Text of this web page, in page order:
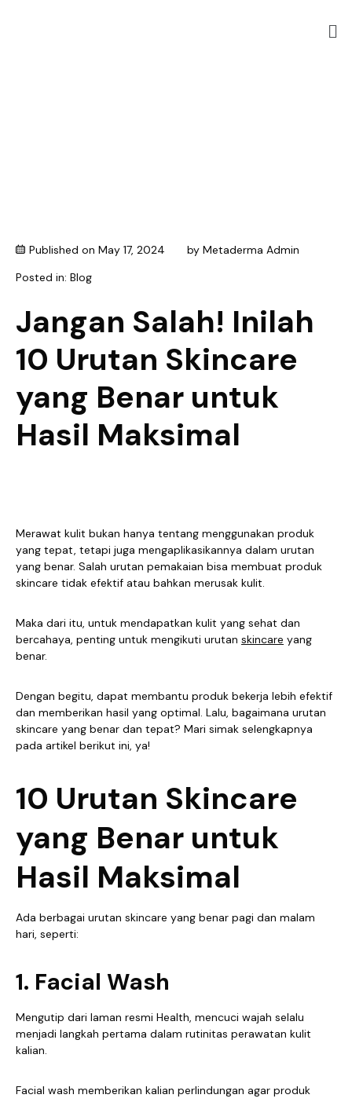
Published on May 17, 2024 by Metaderma Admin
Posted in: Blog
Jangan Salah! Inilah
10 Urutan Skincare
yang Benar untuk
Hasil Maksimal
Merawat kulit bukan hanya tentang menggunakan produk
yang tepat, tetapi juga mengaplikasikannya dalam urutan
yang benar. Salah urutan pemakaian bisa membuat produk
skincare tidak efektif atau bahkan merusak kulit.
Maka dari itu, untuk mendapatkan kulit yang sehat dan
bercahaya, penting untuk mengikuti urutan skincare yang
benar.
Dengan begitu, dapat membantu produk bekerja lebih efektif
dan memberikan hasil yang optimal. Lalu, bagaimana urutan
skincare yang benar dan tepat? Mari simak selengkapnya
pada artikel berikut ini, ya!
10 Urutan Skincare
yang Benar untuk
Hasil Maksimal
Ada berbagai urutan skincare yang benar pagi dan malam
hari, seperti:
1. Facial Wash
Mengutip dari laman resmi Health, mencuci wajah selalu
menjadi langkah pertama dalam rutinitas perawatan kulit
kalian.
Facial wash memberikan kalian perlindungan agar produk